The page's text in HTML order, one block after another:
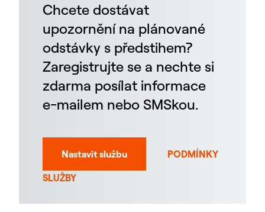
Chcete dostávat
upozornění na plánované
odstávky s předstihem?
Zaregistrujte se a nechte si
zdarma posílat informace
e-mailem nebo SMSkou.
Nastavit službu
PODMÍNKY
SLUŽBY